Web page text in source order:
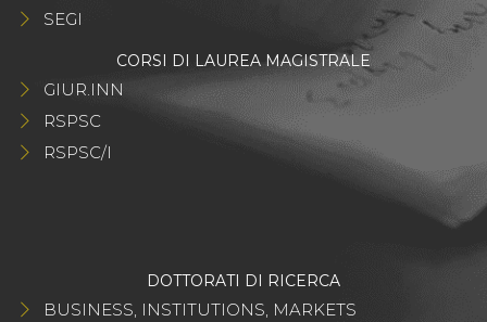
SEGI
CORSI DI LAUREA MAGISTRALE
GIUR.INN
RSPSC
RSPSC/I
DOTTORATI DI RICERCA
BUSINESS, INSTITUTIONS, MARKETS